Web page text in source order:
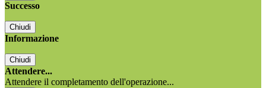
Successo
Chiudi
Informazione
Chiudi
Attendere...
Attendere il completamento dell'operazione...